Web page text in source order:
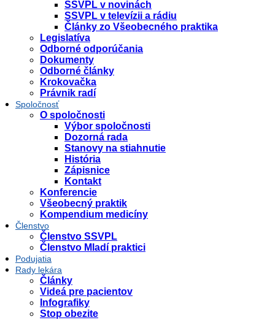
SSVPL v novinách
SSVPL v televízii a rádiu
Články zo Všeobecného praktika
Legislatíva
Odborné odporúčania
Dokumenty
Odborné články
Krokovačka
Právnik radí
Spoločnosť
O spoločnosti
Výbor spoločnosti
Dozorná rada
Stanovy na stiahnutie
História
Zápisnice
Kontakt
Konferencie
Všeobecný praktik
Kompendium medicíny
Členstvo
Členstvo SSVPL
Členstvo Mladí praktici
Podujatia
Rady lekára
Články
Videá pre pacientov
Infografiky
Stop obezite